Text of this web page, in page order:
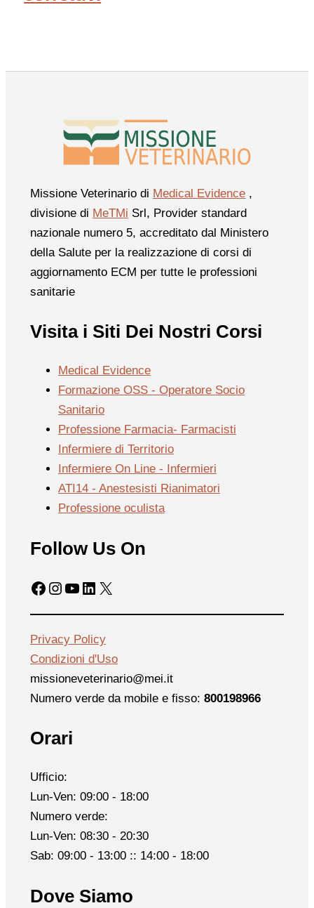
Missione Veterinario di Medical Evidence ,
divisione di MeTMi Srl, Provider standard
nazionale numero 5, accreditato dal Ministero
della Salute per la realizzazione di corsi di
aggiornamento ECM per tutte le professioni
sanitarie
Visita i Siti Dei Nostri Corsi
Medical Evidence
Formazione OSS - Operatore Socio
Sanitario
Professione Farmacia- Farmacisti
Infermiere di Territorio
Infermiere On Line - Infermieri
ATI14 - Anestesisti Rianimatori
Professione oculista
Follow Us On
Facebook
Instagram
YouTube
LinkedIn
X
Privacy Policy
Condizioni d'Uso
missioneveterinario@mei.it
Numero verde da mobile e fisso: 800198966
Orari
Ufficio:
Lun-Ven: 09:00 - 18:00
Numero verde:
Lun-Ven: 08:30 - 20:30
Sab: 09:00 - 13:00 :: 14:00 - 18:00
Dove Siamo